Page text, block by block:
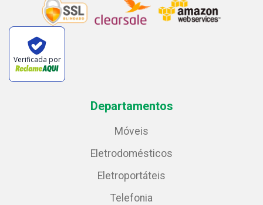
Verificada por
Departamentos
Móveis
Eletrodomésticos
Eletroportáteis
Telefonia